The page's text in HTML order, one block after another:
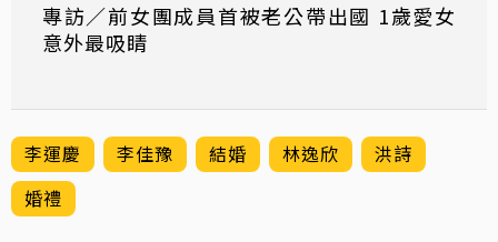
專訪／前女團成員首被老公帶出國 1歲愛女
意外最吸睛
李運慶 李佳豫 結婚 林逸欣
洪詩
婚禮